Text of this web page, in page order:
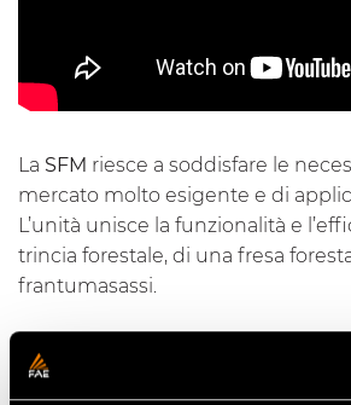
La SFM riesce a soddisfare le
mercato molto esigente e di
L’unità unisce la funzionalità e
trincia forestale, di una fresa
frantumasassi.